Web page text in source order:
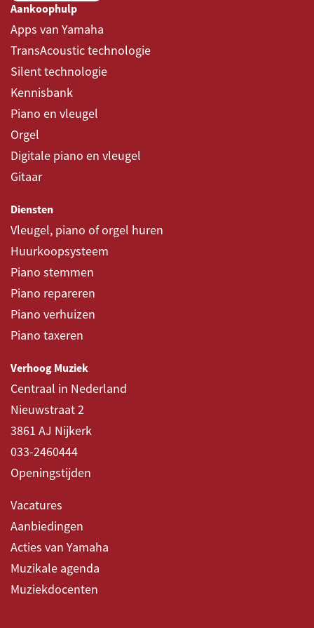
Aankoophulp
Apps van Yamaha
TransAcoustic technologie
Silent technologie
Kennisbank
Piano en vleugel
Orgel
Digitale piano en vleugel
Gitaar
Diensten
Vleugel, piano of orgel huren
Huurkoopsysteem
Piano stemmen
Piano repareren
Piano verhuizen
Piano taxeren
Verhoog Muziek
Centraal in Nederland
Nieuwstraat 2
3861 AJ Nijkerk
033-2460444
Openingstijden
Vacatures
Aanbiedingen
Acties van Yamaha
Muzikale agenda
Muziekdocenten